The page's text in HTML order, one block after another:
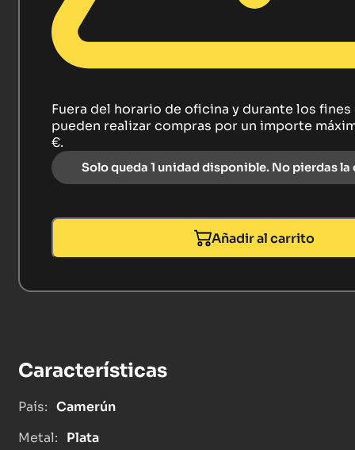
Fuera del horario de oficina y durante los fines
pueden realizar compras por un importe
€.
Solo queda 1 unidad disponible. No pierdas
Añadir al carrito
Características
País: Camerún
Metal:
Plata